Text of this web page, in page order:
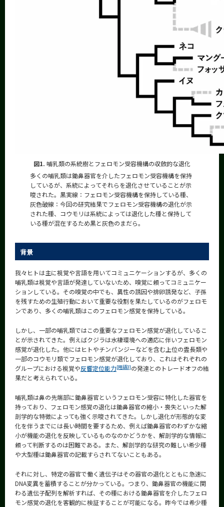
図1. 哺乳類の系統樹とフェロモン受容機構の収斂的な退化
多くの哺乳類は鋤鼻器官を介したフェロモン受容機構を保持
しているが、系統によってそれらを退化させていることが示
唆された。黒実線：フェロモン受容機構を保持している種、
灰色破線：今回の研究結果でフェロモン受容機構の退化が示
された種、コウモリは系統によっては退化した種と保持して
いる種が混在するため黒と灰色のまだら。
背景
我々ヒトは主に視覚や言語を用いてコミュニケーションするが、多くの
哺乳類は視覚や言語が発達していないため、嗅覚に頼ってコミュニケー
ションしている。その嗅覚の中でも、異性の誘因や排卵誘発など、子孫
を残すための生殖行動において重要な役割を果たしているのがフェロモ
ンであり、多くの哺乳類はこのフェロモン感覚を保持している。
しかし、一部の哺乳類ではこの重要なフェロモン感覚が退化しているこ
とが示されてきた。例えばクジラは水棲環境への適応に伴いフェロモン
感覚が退化した。他にはヒトやチンパンジーなどを含む上位の霊長類や
一部のコウモリ類でフェロモン感覚が退化しており、これはそれぞれの
グループにおける視覚や反響定位能力[用語3]の発達とのトレードオフの結
果だと考えられている。
哺乳類は鼻の先端部に鋤鼻器官というフェロモン受容に特化した器官を
持っており、フェロモン感覚の退化は鋤鼻器官の縮小・喪失といった解
剖学的な特徴によっても強く示唆されてきた。しかし退化が形態的な変
化を伴うまでには長い時間を要するため、例えば鋤鼻器官のわずかな縮
小が機能の退化を反映しているものなのかどうかを、解剖学的な情報に
頼って判断するのは困難である。また、解剖学的な研究の難しい希少種
や大型種は鋤鼻器官の記載すらされてないこともある。
それに対し、特定の器官で働く遺伝子はその器官の退化とともに急速に
DNA変異を蓄積することが分かっている。つまり、鋤鼻器官の機能に関
わる遺伝子配列を解析すれば、その種における鋤鼻器官を介したフェロ
モン感覚の退化を客観的に検証することが可能になる。昨今では希少種